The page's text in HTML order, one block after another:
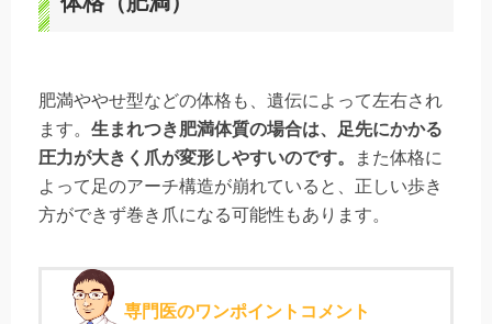
肥満ややせ型などの体格も、遺伝によって左右され
ます。 生まれつき肥満体質の場合は、足先にかかる
圧力が大きく爪が変形しやすいのです。
また体格に
よって足のアーチ構造が崩れていると、正しい歩き
方ができず巻き爪になる可能性もあります。
専門医のワンポイントコメント